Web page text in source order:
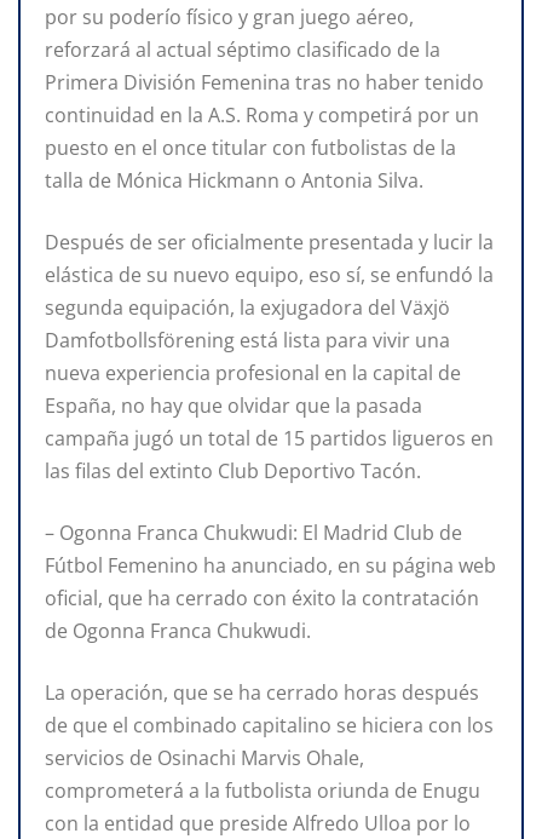
por su poderío físico y gran juego aéreo,
reforzará al actual séptimo clasificado de la
Primera División Femenina tras no haber tenido
continuidad en la A.S. Roma y competirá por un
puesto en el once titular con futbolistas de la
talla de Mónica Hickmann o Antonia Silva.
Después de ser oficialmente presentada y lucir la
elástica de su nuevo equipo, eso sí, se enfundó la
segunda equipación, la exjugadora del Växjö
Damfotbollsförening está lista para vivir una
nueva experiencia profesional en la capital de
España, no hay que olvidar que la pasada
campaña jugó un total de 15 partidos ligueros en
las filas del extinto Club Deportivo Tacón.
– Ogonna Franca Chukwudi: El Madrid Club de
Fútbol Femenino ha anunciado, en su página web
oficial, que ha cerrado con éxito la contratación
de Ogonna Franca Chukwudi.
La operación, que se ha cerrado horas después
de que el combinado capitalino se hiciera con los
servicios de Osinachi Marvis Ohale,
comprometerá a la futbolista oriunda de Enugu
con la entidad que preside Alfredo Ulloa por lo